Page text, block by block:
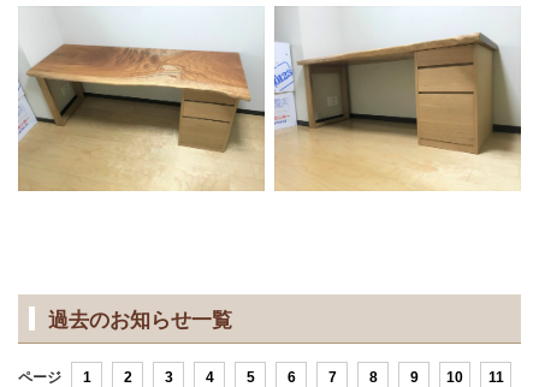
過去のお知らせ一覧
ページ 1 2 3 4 5 6 7 8 9 10
11